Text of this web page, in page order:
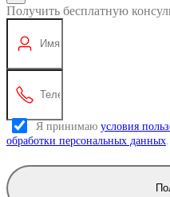
Получить бесплатную
Я принимаю условия
обработки персональных данных